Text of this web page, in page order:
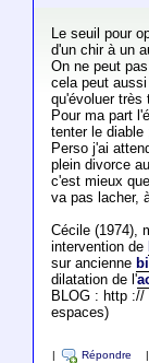
Le seuil pour
d'un chir à un
On ne peut
cela peut
qu'évoluer très
Pour ma part
tenter le diable
Perso j'ai
plein divorce
c'est mieux
va pas lacher,
Cécile (1974),
intervention de
sur ancienne
dilatation de l'
BLOG : http
espaces)
Répondre